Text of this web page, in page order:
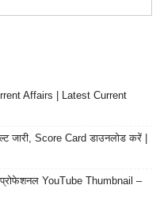
Affairs | Latest Current
जारी, Score Card डाउनलोड करें |
YouTube Thumbnail –